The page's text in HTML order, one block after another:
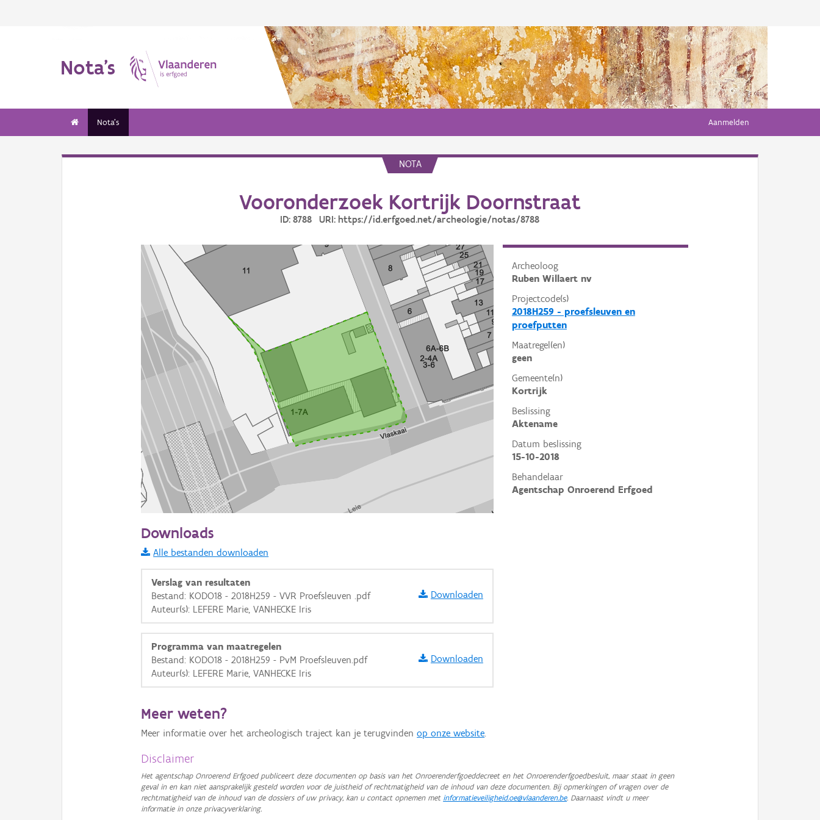
Nota's
Nota's Aanmelden
NOTA
Vooronderzoek Kortrijk Doornstraat
ID: 8788 URI: https://id.erfgoed.net/archeologie/notas/8788
Archeoloog
Ruben Willaert nv
Projectcode(s)
2018H259 - proefsleuven en
proefputten
Maatregel(en)
geen
Gemeente(n)
Kortrijk
Beslissing
Aktename
Datum beslissing
15-10-2018
Behandelaar
Agentschap Onroerend Erfgoed
Informatie Vlaanderen
i
+ −
OSM-Basiskaart
GRB-Basiskaart in grijswaarden
Downloads
Alle bestanden downloaden
Verslag van resultaten
Bestand: KODO18 - 2018H259 - VVR Proefsleuven .pdf
Auteur(s): LEFERE Marie, VANHECKE Iris
Downloaden
Programma van maatregelen
Bestand: KODO18 - 2018H259 - PvM Proefsleuven.pdf
Auteur(s): LEFERE Marie, VANHECKE Iris
Downloaden
Meer weten?
Meer informatie over het archeologisch traject kan je terugvindenop onze website.
Disclaimer
Het agentschap Onroerend Erfgoed publiceert deze documenten op basis van het Onroerenderfgoeddecreet en het Onroerenderfgoedbesluit, maar staat in geen
geval in en kan niet aansprakelijk gesteld worden voor de juistheid of rechtmatigheid van de inhoud van deze documenten. Bij opmerkingen of vragen over de
rechtmatigheid van de inhoud van de dossiers of uw privacy, kan u contact opnemen met informatieveiligheid.oe@vlaanderen.be. Daarnaast vindt u meer
informatie in onze privacyverklaring.